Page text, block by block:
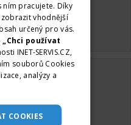
měsíčně
týmu pro
Ž)
ním pracujete. Díky
vhodnější
určený pro vás.
„Chci používat
INET-SERVIS.CZ,
souborů Cookies
analýzy a
COOKIES